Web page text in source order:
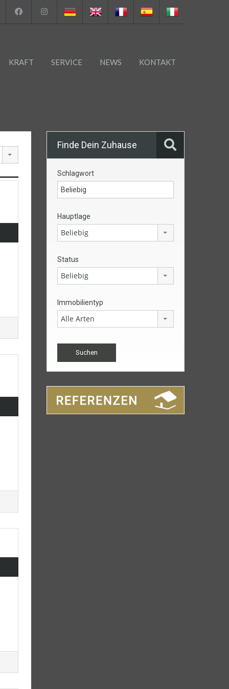
KRAFT SERVICE NEWS KONTAKT
Finde Dein Zuhause
Schlagwort
Hauptlage
Beliebig
Status
Beliebig
Immobilientyp
Alle Arten